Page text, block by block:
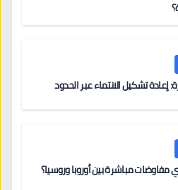
إعادة تشكيل الانتماء عبر الحدود
مفاوضات مباشرة بين أوروبا وروسيا؟